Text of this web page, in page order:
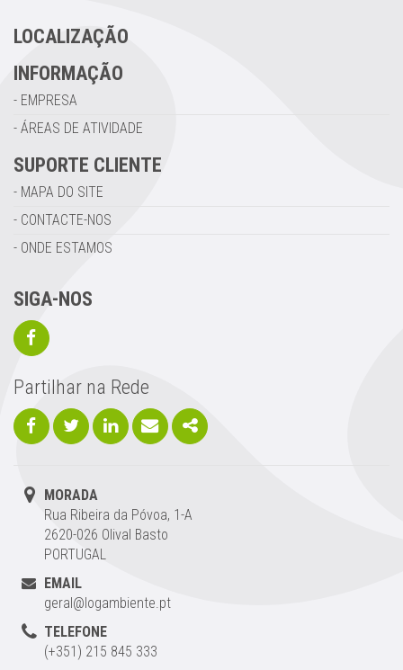
LOCALIZAÇÃO
INFORMAÇÃO
EMPRESA
ÁREAS DE ATIVIDADE
SUPORTE CLIENTE
MAPA DO SITE
CONTACTE-NOS
ONDE ESTAMOS
SIGA-NOS
Facebook
Partilhar na Rede
FacebookTwitterLinkedinEmail Share
MORADA
Rua Ribeira da Póvoa, 1-A
2620-026 Olival Basto
PORTUGAL
EMAIL
geral@logambiente.pt
TELEFONE
(+351) 215 845 333